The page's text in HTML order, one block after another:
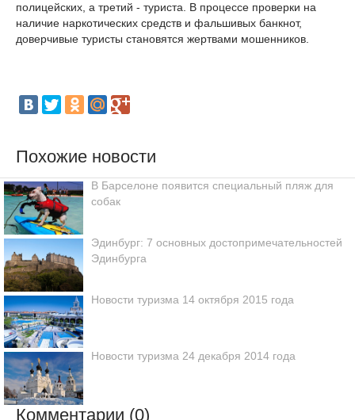
полицейских, а третий - туриста. В процессе проверки на
наличие наркотических средств и фальшивых банкнот,
доверчивые туристы становятся жертвами мошенников.
Похожие новости
В Барселоне появится специальный пляж для
собак
Эдинбург: 7 основных достопримечательностей
Эдинбурга
Новости туризма 14 октября 2015 года
Новости туризма 24 декабря 2014 года
Комментарии (0)